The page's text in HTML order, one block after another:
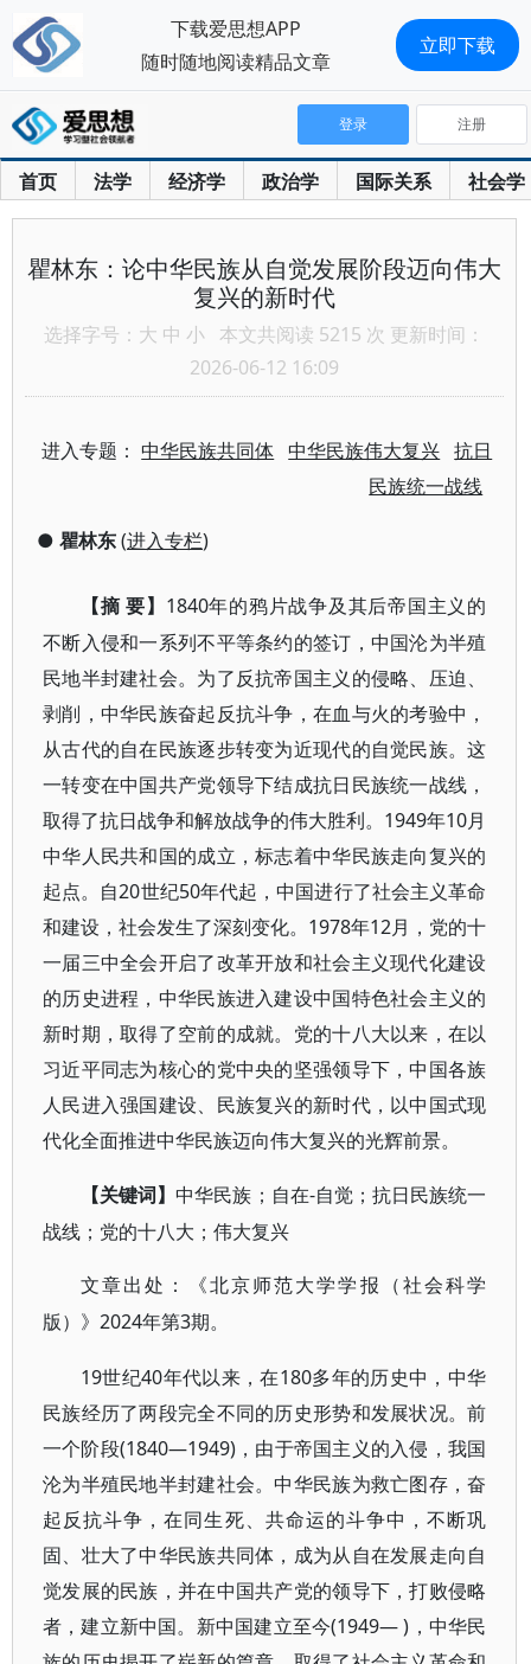
首页 法学 经济学 政治学 国际关系 社会学
登录 注册
瞿林东：论中华民族从自觉发展阶段迈向伟大
复兴的新时代
选择字号： 大 中 小 本文共阅读 5215 次 更新时间：
2026-06-12 16:09
进入专题：中华民族共同体 中华民族伟大复兴 抗日
民族统一战线
● 瞿林东(进入专栏)
【摘 要】 1840年的鸦片战争及其后帝国主义的
不断入侵和一系列不平等条约的签订，中国沦为半殖
民地半封建社会。为了反抗帝国主义的侵略、压迫、
剥削，中华民族奋起反抗斗争，在血与火的考验中，
从古代的自在民族逐步转变为近现代的自觉民族。这
一转变在中国共产党领导下结成抗日民族统一战线，
取得了抗日战争和解放战争的伟大胜利。1949年10月
中华人民共和国的成立，标志着中华民族走向复兴的
起点。自20世纪50年代起，中国进行了社会主义革命
和建设，社会发生了深刻变化。1978年12月，党的十
一届三中全会开启了改革开放和社会主义现代化建设
的历史进程，中华民族进入建设中国特色社会主义的
新时期，取得了空前的成就。党的十八大以来，在以
习近平同志为核心的党中央的坚强领导下，中国各族
人民进入强国建设、民族复兴的新时代，以中国式现
代化全面推进中华民族迈向伟大复兴的光辉前景。
【关键词】中华民族；自在-自觉；抗日民族统一
战线；党的十八大；伟大复兴
文章出处：《北京师范大学学报（社会科学
版）》 2024年第3期。
19世纪40年代以来，在180多年的历史中，中华
民族经历了两段完全不同的历史形势和发展状况。前
一个阶段(1840—1949)，由于帝国主义的入侵，我国
沦为半殖民地半封建社会。中华民族为救亡图存，奋
起反抗斗争，在同生死、共命运的斗争中，不断巩
固、壮大了中华民族共同体，成为从自在发展走向自
觉发展的民族，并在中国共产党的领导下，打败侵略
者，建立新中国。新中国建立至今(1949— )，中华民
下载爱思想APP
随时随地阅读精品文章
立即下载